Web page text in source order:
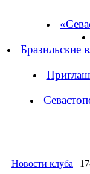
Бразильские
Новости клуба